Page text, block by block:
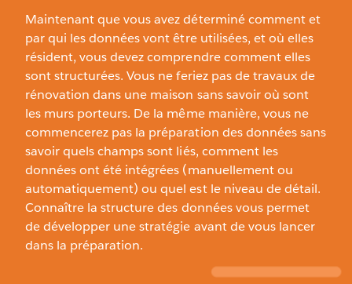
Maintenant que vous avez déterminé comment et
par qui les données vont être utilisées, et où elles
résident, vous devez comprendre comment elles
sont structurées. Vous ne feriez pas de travaux de
rénovation dans une maison sans savoir où sont
les murs porteurs. De la même manière, vous ne
commencerez pas la préparation des données sans
savoir quels champs sont liés, comment les
données ont été intégrées (manuellement ou
automatiquement) ou quel est le niveau de détail.
Connaître la structure des données vous permet
de développer une stratégie avant de vous lancer
dans la préparation.